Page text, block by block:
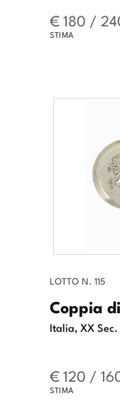
€ 180 /
STIMA
LOTTO N. 115
Coppia
Italia, XX Sec.
€ 120 /
STIMA